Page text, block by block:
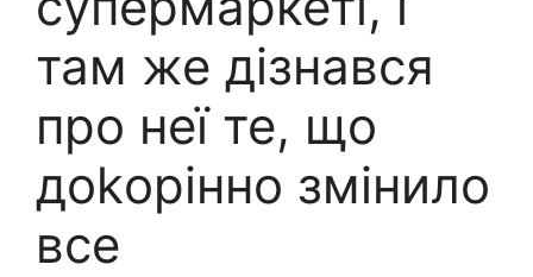
там же дізнався
про неї те, що
доkорінно змінило
все